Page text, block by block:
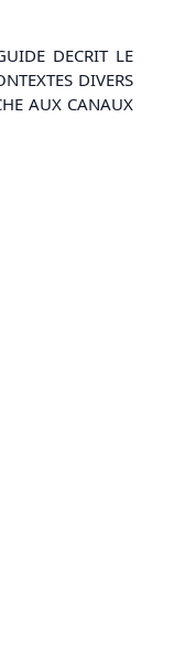
DECRIT LE
DIVERS
AUX CANAUX